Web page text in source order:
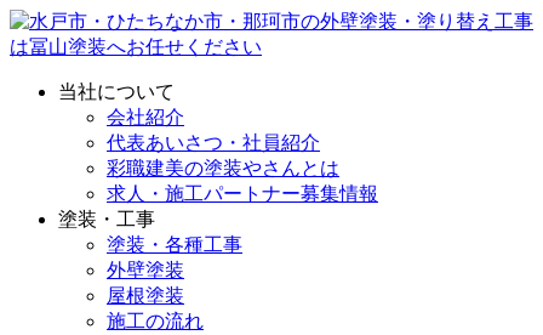
当社について
会社紹介
代表あいさつ・社員紹介
彩職建美の塗装やさんとは
求人・施工パートナー募集情報
塗装・工事
塗装・各種工事
外壁塗装
屋根塗装
施工の流れ